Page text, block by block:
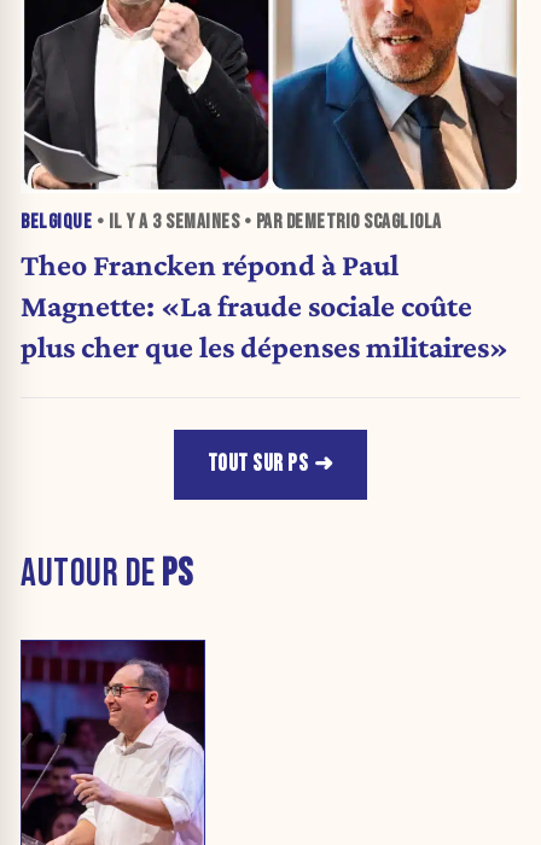
BELGIQUE • IL Y A 3 SEMAINES• PAR DEMETRIO SCAGLIOLA
Theo Francken répond à Paul
Magnette: «La fraude sociale coûte
plus cher que les dépenses militaires»
TOUT SUR PS
AUTOUR DEPS